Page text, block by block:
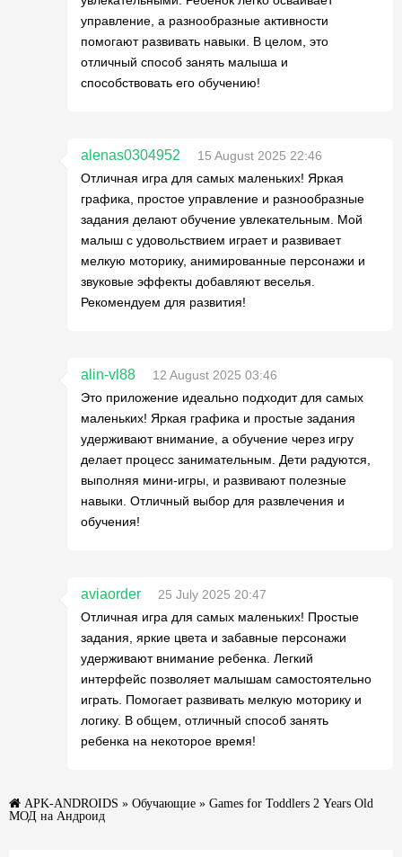
управление, а разнообразные активности
помогают развивать навыки. В целом, это
отличный способ занять малыша и
способствовать его обучению!
alenas0304952
15 August 2025 22:46
Отличная игра для самых маленьких! Яркая
графика, простое управление и разнообразные
задания делают обучение увлекательным. Мой
малыш с удовольствием играет и развивает
мелкую моторику, анимированные персонажи и
звуковые эффекты добавляют веселья.
Рекомендуем для развития!
alin-vl88
12 August 2025 03:46
Это приложение идеально подходит для самых
маленьких! Яркая графика и простые задания
удерживают внимание, а обучение через игру
делает процесс занимательным. Дети радуются,
выполняя мини-игры, и развивают полезные
навыки. Отличный выбор для развлечения и
обучения!
aviaorder
25 July 2025 20:47
Отличная игра для самых маленьких! Простые
задания, яркие цвета и забавные персонажи
удерживают внимание ребенка. Легкий
интерфейс позволяет малышам самостоятельно
играть. Помогает развивать мелкую моторику и
логику. В общем, отличный способ занять
ребенка на некоторое время!
APK-ANDROIDS » Обучающие » Games for Toddlers 2 Years Old
МОД на Андроид